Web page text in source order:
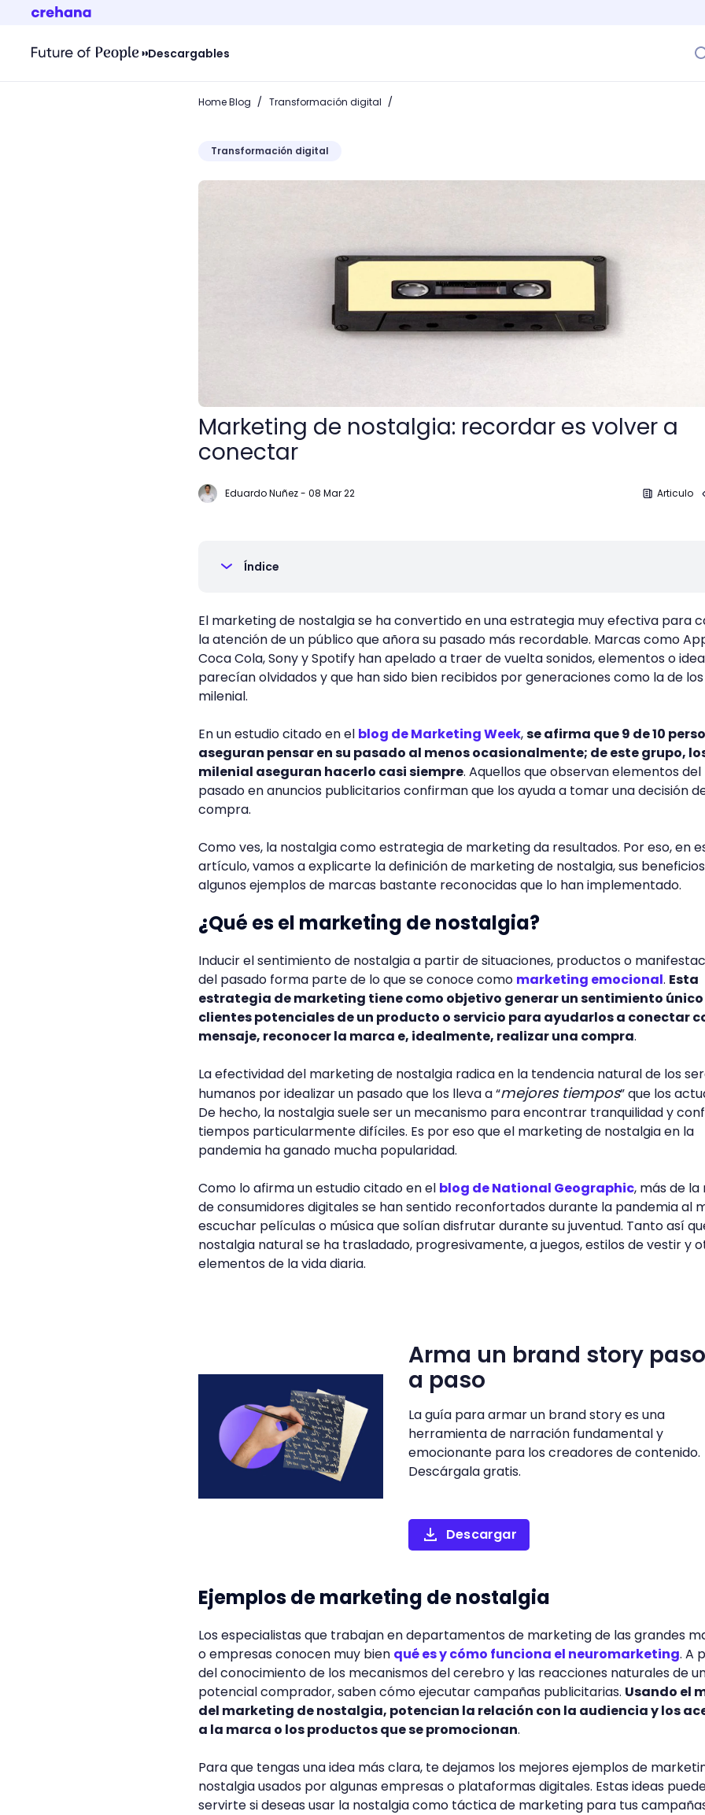
Descargables
Home Blog / Transformación digital /
Transformación digital
Marketing de nostalgia: recordar es volver a conectar
Marketing de nostalgia: recordar es volver a
conectar
Eduardo Nuñez- 08 Mar 22 Articulo
Índice
El marketing de nostalgia se ha convertido en una estrategia muy efectiva para
la atención de un público que añora su pasado más recordable. Marcas como
Coca Cola, Sony y Spotify han apelado a traer de vuelta sonidos, elementos o
parecían olvidados y que han sido bien recibidos por generaciones como la de los
milenial.
En un estudio citado en el blog de Marketing Week,se afirma que 9 de 10
aseguran pensar en su pasado al menos ocasionalmente; de este grupo,
milenial aseguran hacerlo casi siempre. Aquellos que observan elementos del
pasado en anuncios publicitarios confirman que los ayuda a tomar una decisión
compra.
Como ves, la nostalgia como estrategia de marketing da resultados. Por eso, en
artículo, vamos a explicarte la definición de marketing de nostalgia, sus
algunos ejemplos de marcas bastante reconocidas que lo han implementado.
¿Qué es el marketing de nostalgia?
Inducir el sentimiento de nostalgia a partir de situaciones, productos o
del pasado forma parte de lo que se conoce como marketing emocional. Esta
estrategia de marketing tiene como objetivo generar un sentimiento único
clientes potenciales de un producto o servicio para ayudarlos a conectar
mensaje, reconocer la marca e, idealmente, realizar una compra.
La efectividad del marketing de nostalgia radica en la tendencia natural de los
humanos por idealizar un pasado que los lleva a “mejores tiempos” que los
De hecho, la nostalgia suele ser un mecanismo para encontrar tranquilidad y
tiempos particularmente difíciles. Es por eso que el marketing de nostalgia en la
pandemia ha ganado mucha popularidad.
Como lo afirma un estudio citado en el blog de National Geographic, más de
de consumidores digitales se han sentido reconfortados durante la pandemia al
escuchar películas o música que solían disfrutar durante su juventud. Tanto así
nostalgia natural se ha trasladado, progresivamente, a juegos, estilos de vestir y
elementos de la vida diaria.
Arma un brand story paso
a paso
La guía para armar un brand story es una
herramienta de narración fundamental y
emocionante para los creadores de contenido.
Descárgala gratis.
Descargar
Ejemplos de marketing de nostalgia
Los especialistas que trabajan en departamentos de marketing de las grandes
o empresas conocen muy bien qué es y cómo funciona el neuromarketing. A
del conocimiento de los mecanismos del cerebro y las reacciones naturales de
potencial comprador, saben cómo ejecutar campañas publicitarias. Usando el
del marketing de nostalgia, potencian la relación con la audiencia y los
a la marca o los productos que se promocionan.
Para que tengas una idea más clara, te dejamos los mejores ejemplos de
nostalgia usados por algunas empresas o plataformas digitales. Estas ideas
servirte si deseas usar la nostalgia como táctica de marketing para tus